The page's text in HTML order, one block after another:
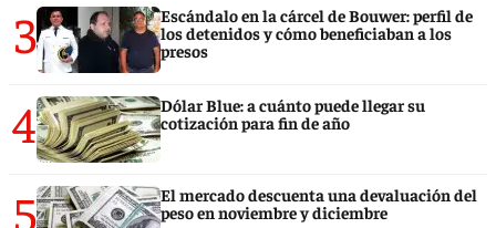
3
Escándalo en la cárcel de Bouwer: perfil de
los detenidos y cómo beneficiaban a los
presos
4
Dólar Blue: a cuánto puede llegar su
cotización para fin de año
5
El mercado descuenta una devaluación del
peso en noviembre y diciembre